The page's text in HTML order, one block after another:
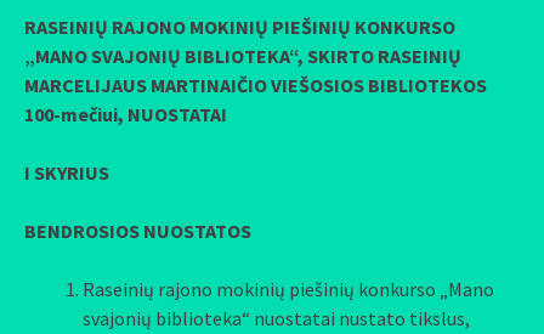
RASEINIŲ RAJONO MOKINIŲ PIEŠINIŲ KONKURSO
„MANO SVAJONIŲ BIBLIOTEKA“, SKIRTO RASEINIŲ
MARCELIJAUS MARTINAIČIO VIEŠOSIOS BIBLIOTEKOS
100-mečiui, NUOSTATAI
I SKYRIUS
BENDROSIOS NUOSTATOS
Raseinių rajono mokinių piešinių konkurso „Mano
svajonių biblioteka“ nuostatai nustato tikslus,